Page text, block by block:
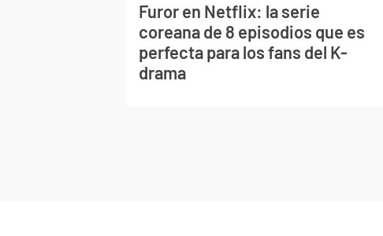
Furor en Netflix: la serie
coreana de 8 episodios que es
perfecta para los fans del K-
drama